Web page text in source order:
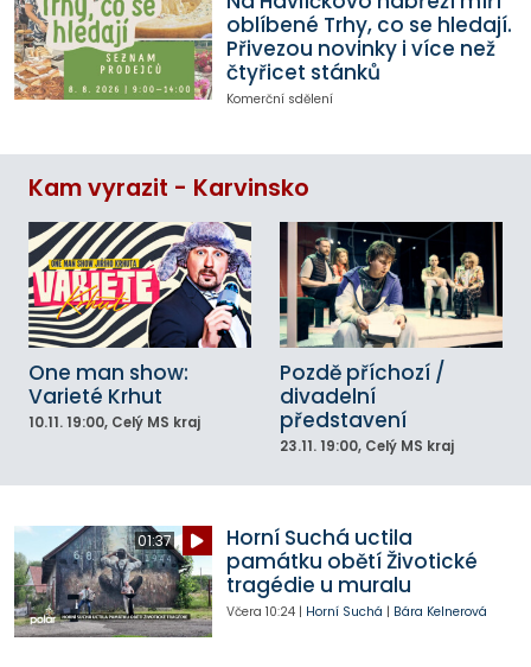
oblíbené Trhy, co se hledají.
Přivezou novinky i více než
čtyřicet stánků
Komerční sdělení
Kam vyrazit - Karvinsko
One man show:
Varieté Krhut
10.11. 19:00, Celý MS kraj
Pozdě příchozí /
divadelní
představení
23.11. 19:00, Celý MS kraj
01:37
Horní Suchá uctila
památku obětí Životické
tragédie u muralu
Včera 10:24| Horní Suchá | Bára Kelnerová